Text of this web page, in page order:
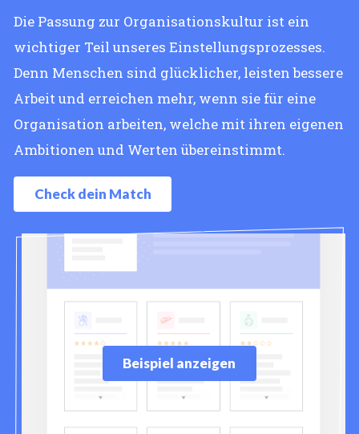
Die Passung zur Organisationskultur ist ein
wichtiger Teil unseres Einstellungsprozesses.
Denn Menschen sind glücklicher, leisten bessere
Arbeit und erreichen mehr, wenn sie für eine
Organisation arbeiten, welche mit ihren eigenen
Ambitionen und Werten übereinstimmt.
Check dein Match
Beispiel anzeigen